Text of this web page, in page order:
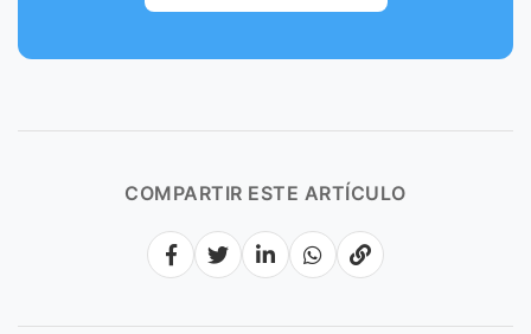
COMPARTIR ESTE ARTÍCULO